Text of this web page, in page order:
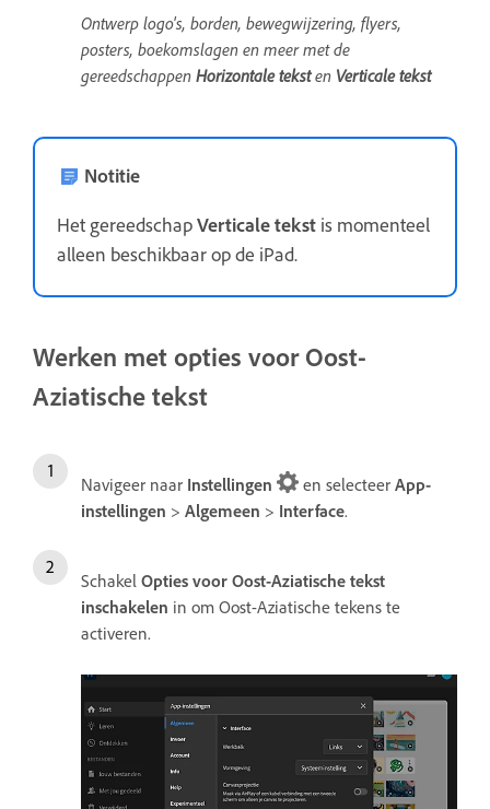
Ontwerp logo's, borden, bewegwijzering, flyers,
posters, boekomslagen en meer met de
gereedschappen Horizontale teksten Verticale tekst
Notitie
Het gereedschapVerticale tekst is momenteel
alleen beschikbaar op de iPad.
Werken met opties voor Oost-
Aziatische tekst
Navigeer naar Instellingen en selecteer App-
instellingen > Algemeen > Interface.
Schakel Opties voor Oost-Aziatische tekst
inschakelen in om Oost-Aziatische tekens te
activeren.